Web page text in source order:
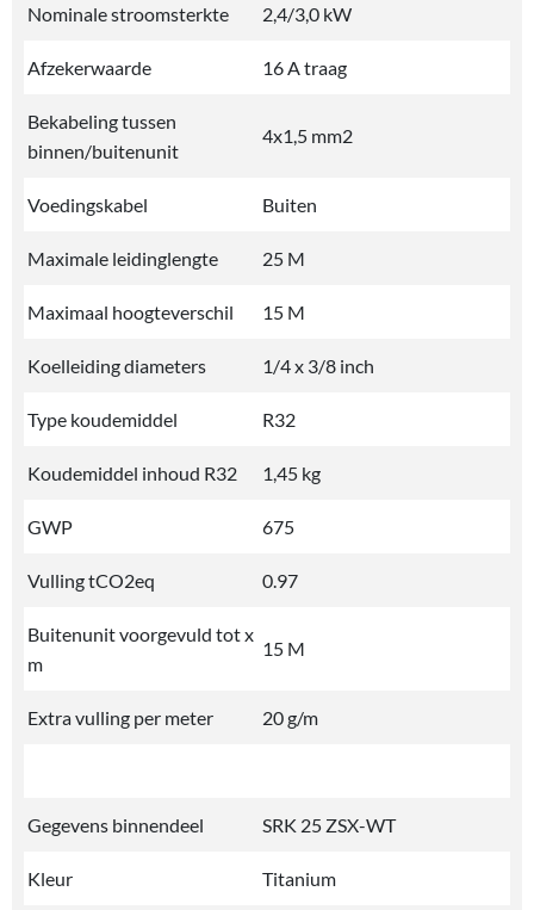
Nominale stroomsterkte 2,4/3,0 kW
Afzekerwaarde 16 A traag
Bekabeling tussen
binnen/buitenunit
4x1,5 mm2
Voedingskabel Buiten
Maximale leidinglengte 25 M
Maximaal hoogteverschil 15 M
Koelleiding diameters 1/4 x 3/8 inch
Type koudemiddel R32
Koudemiddel inhoud R32 1,45 kg
GWP 675
Vulling tCO2eq 0.97
Buitenunit voorgevuld tot x
m
15 M
Extra vulling per meter 20 g/m
Gegevens binnendeel SRK 25 ZSX-WT
Kleur Titanium